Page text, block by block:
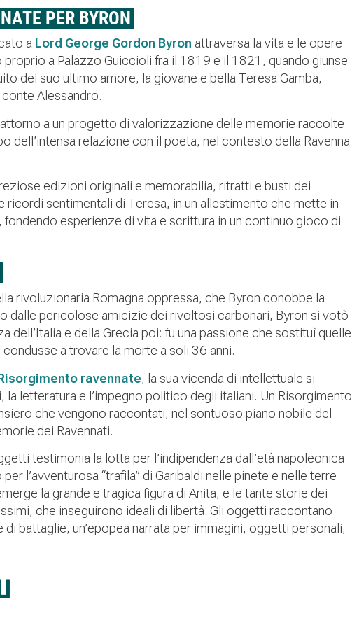
PER BYRON
a Lord George Gordon Byron attraversa la vita e le opere
a Palazzo Guiccioli fra il 1819 e il 1821, quando giunse
del suo ultimo amore, la giovane e bella Teresa Gamba,
Alessandro.
attorno a un progetto di valorizzazione delle memorie raccolte
dell’intensa relazione con il poeta, nel contesto della Ravenna
edizioni originali e memorabilia, ritratti e busti dei
ricordi sentimentali di Teresa, in un allestimento che mette in
fondendo esperienze di vita e scrittura in un continuo gioco di
rivoluzionaria Romagna oppressa, che Byron conobbe la
dalle pericolose amicizie dei rivoltosi carbonari, Byron si votò
dell’Italia e della Grecia poi: fu una passione che sostituì quelle
a trovare la morte a soli 36 anni.
ravennate, la sua vicenda di intellettuale si
la letteratura e l’impegno politico degli italiani. Un Risorgimento
che vengono raccontati, nel sontuoso piano nobile del
dei Ravennati.
testimonia la lotta per l’indipendenza dall’età napoleonica
per l’avventurosa “trafila” di Garibaldi nelle pinete e nelle terre
la grande e tragica figura di Anita, e le tante storie dei
che inseguirono ideali di libertà. Gli oggetti raccontano
battaglie, un’epopea narrata per immagini, oggetti personali,